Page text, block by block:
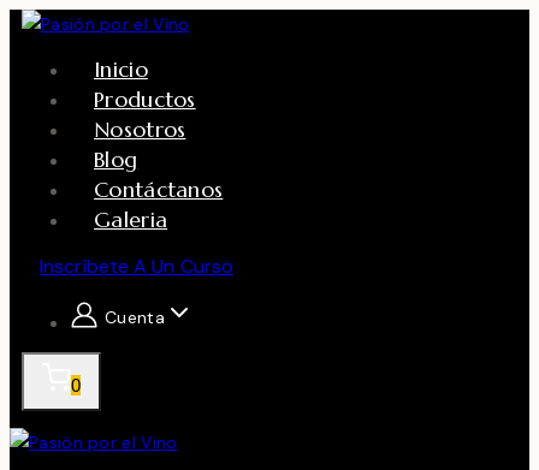
Skip
content
Inicio
Productos
Nosotros
Blog
Contáctanos
Galeria
Inscríbete A Un Curso
Cuenta
0